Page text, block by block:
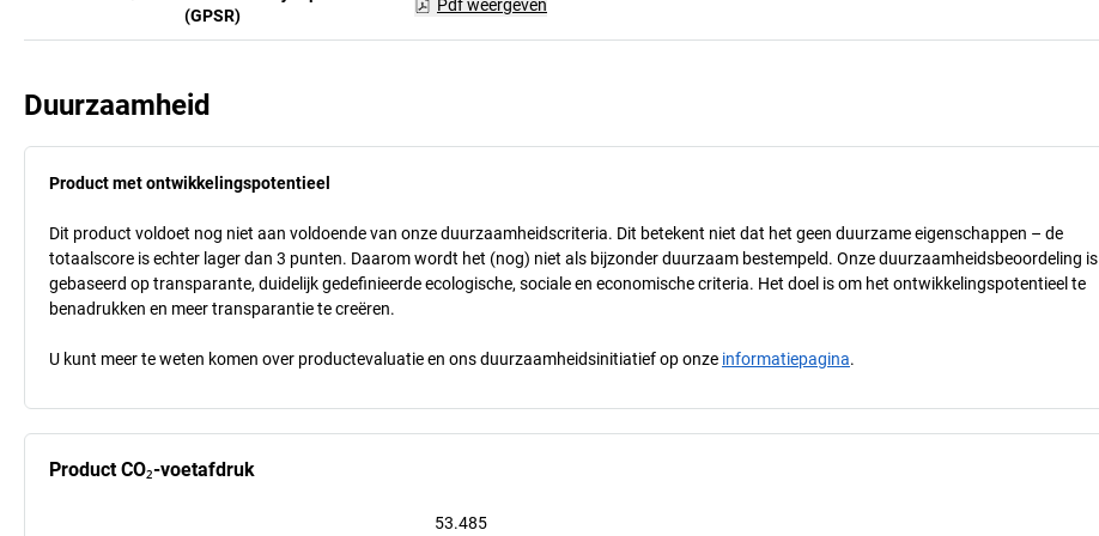
(GPSR)
Pdf weergeven
Duurzaamheid
Product met ontwikkelingspotentieel
Dit product voldoet nog niet aan voldoende van onze duurzaamheidscriteria. Dit betekent niet dat het geen duurzame eigenschappen – de
totaalscore is echter lager dan 3 punten. Daarom wordt het (nog) niet als bijzonder duurzaam bestempeld. Onze duurzaamheidsbeoordeling is
gebaseerd op transparante, duidelijk gedefinieerde ecologische, sociale en economische criteria. Het doel is om het ontwikkelingspotentieel te
benadrukken en meer transparantie te creëren.
U kunt meer te weten komen over productevaluatie en ons duurzaamheidsinitiatief op onze informatiepagina.
Product CO₂-voetafdruk
53.485